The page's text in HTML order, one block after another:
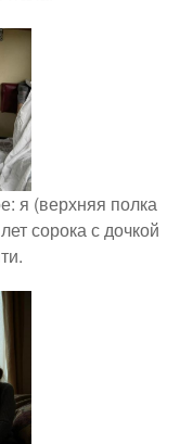
я (верхняя полка
сорока с дочкой